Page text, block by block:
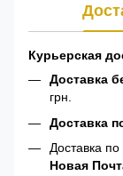
Курьерская
Доставка
грн.
Доставка
Доставка
Новая